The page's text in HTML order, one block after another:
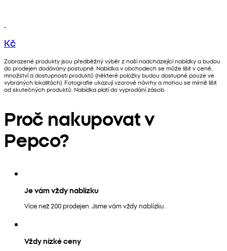
Kč
Zobrazené produkty jsou předběžný výběr z naší nadcházející nabídky a budou
do prodejen dodávány postupně. Nabídka v obchodech se může lišit v ceně,
množství a dostupnosti produktů (některé položky budou dostupné pouze ve
vybraných lokalitách). Fotografie ukazují vzorové návrhy a mohou se mírně lišit
od skutečných produktů. Nabídka platí do vyprodání zásob.
Proč nakupovat v
Pepco?
Je vám vždy nablízku
Více než 200 prodejen. Jsme vám vždy nablízku.
Vždy nízké ceny